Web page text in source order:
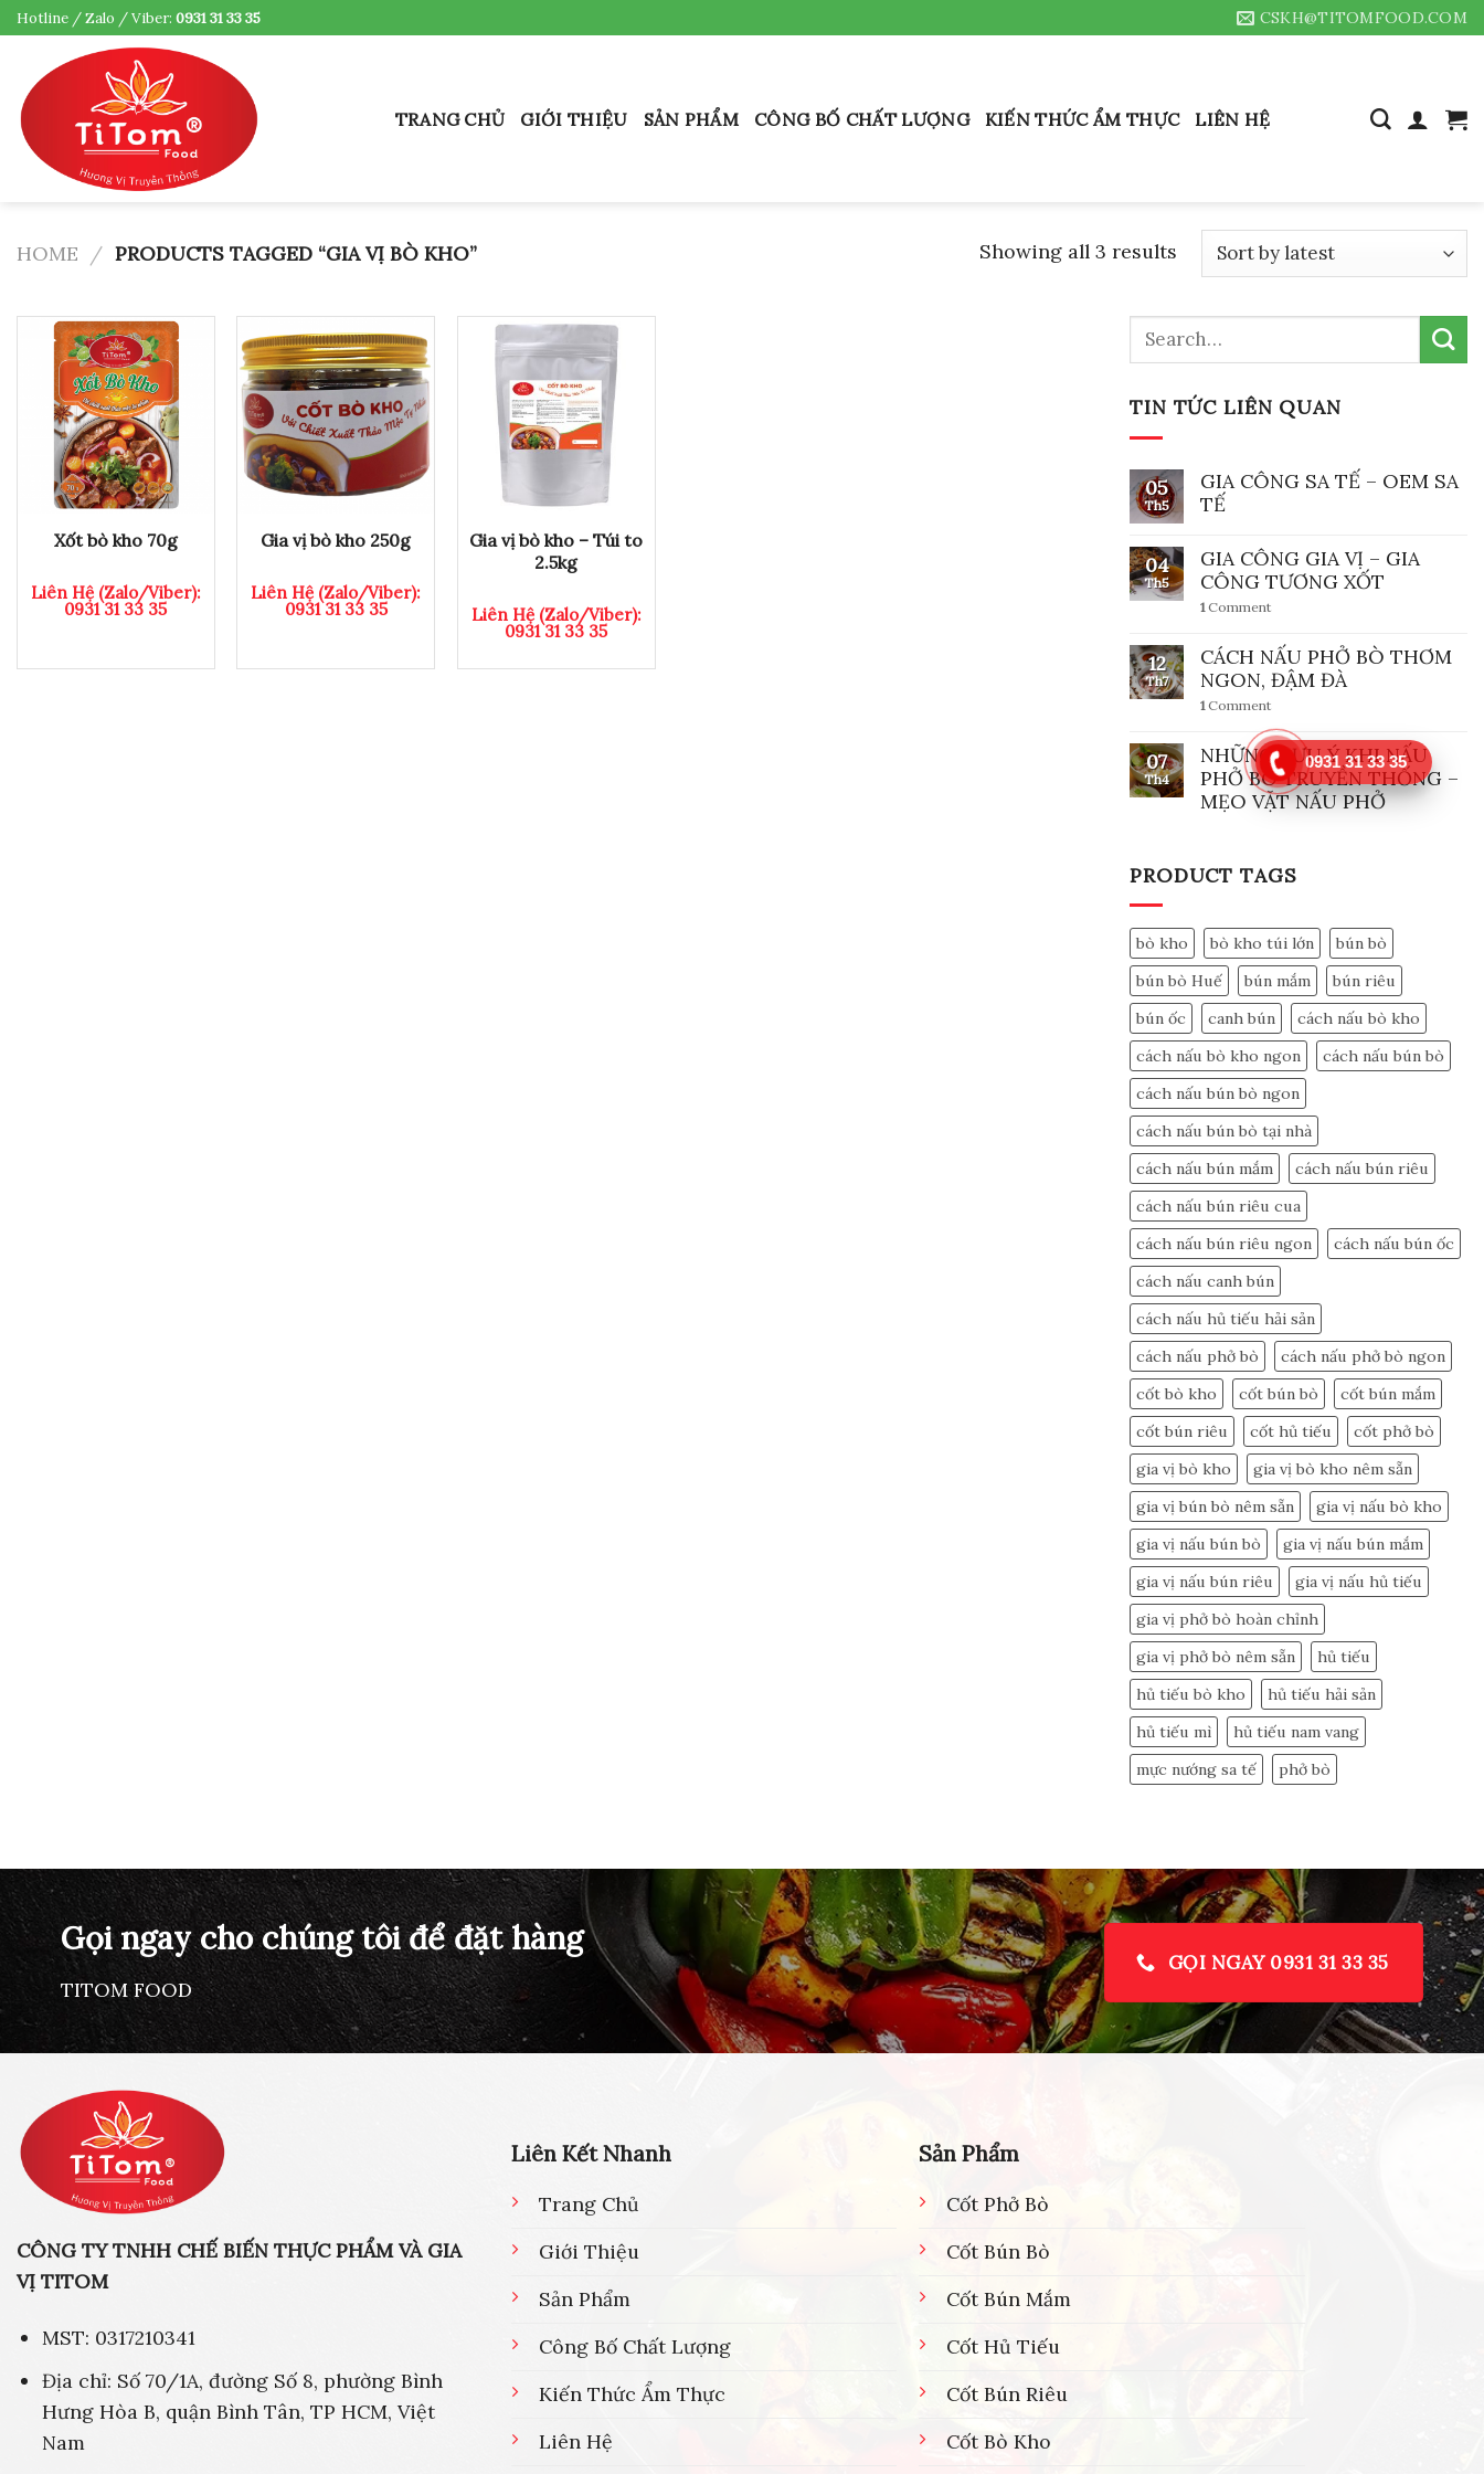
Skip
content
Hotline / Zalo / Viber: 0931 31 33 35 CSKH@TITOMFOOD.COM
TRANG CHỦ GIỚI THIỆU SẢN PHẨM CÔNG BỐ CHẤT LƯỢNG KIẾN THỨC ẨM THỰC LIÊN HỆ
HOME / PRODUCTS TAGGED “GIA VỊ BÒ KHO” Showing all 3 results
Xốt bò kho 70g
Liên Hệ (Zalo/Viber):
0931 31 33 35
Gia vị bò kho 250g
Liên Hệ (Zalo/Viber):
0931 31 33 35
Gia vị bò kho – Túi to
2.5kg
Liên Hệ (Zalo/Viber):
0931 31 33 35
Search
TIN TỨC LIÊN QUAN
05
Th5
GIA CÔNG SA TẾ – OEM SA
TẾ
04
Th5
GIA CÔNG GIA VỊ – GIA
CÔNG TƯƠNG XỐT
1Comment
12
Th7
CÁCH NẤU PHỞ BÒ THƠM
NGON, ĐẬM ĐÀ
1Comment
07
Th4
NHỮNG LƯU Ý KHI NẤU
PHỞ BÒ TRUYỀN THỐNG –
MẸO VẶT NẤU PHỞ
PRODUCT TAGS
bò kho bò kho túi lớn
bún bò
bún bò Huế
bún mắm
bún riêu
bún ốc
canh bún
cách nấu bò kho
cách nấu bò kho ngon
cách nấu bún bò
cách nấu bún bò ngon
cách nấu bún bò tại nhà
cách nấu bún mắm
cách nấu bún riêu
cách nấu bún riêu cua
cách nấu bún riêu ngon
cách nấu bún ốc
cách nấu canh bún
cách nấu hủ tiếu hải sản
cách nấu phở bò
cách nấu phở bò ngon
cốt bò kho
cốt bún bò
cốt bún mắm
cốt bún riêu
cốt hủ tiếu
cốt phở bò
gia vị bò kho
gia vị bò kho nêm sẵn
gia vị bún bò nêm sẵn
gia vị nấu bò kho
gia vị nấu bún bò
gia vị nấu bún mắm
gia vị nấu bún riêu
gia vị nấu hủ tiếu
gia vị phở bò hoàn chỉnh
gia vị phở bò nêm sẵn
hủ tiếu
hủ tiếu bò kho
hủ tiếu hải sản
hủ tiếu mì
hủ tiếu nam vang
mực nướng sa tế
phở bò
Gọi ngay cho chúng tôi để đặt hàng
TITOM FOOD
GỌI NGAY 0931 31 33 35
CÔNG TY TNHH CHẾ BIẾN THỰC PHẨM VÀ GIA
VỊ TITOM
MST: 0317210341
Địa chỉ: Số 70/1A, đường Số 8, phường Bình
Hưng Hòa B, quận Bình Tân, TP HCM, Việt
Nam
Liên Kết Nhanh
Trang Chủ
Giới Thiệu
Sản Phẩm
Công Bố Chất Lượng
Kiến Thức Ẩm Thực
Liên Hệ
Sản Phẩm
Cốt Phở Bò
Cốt Bún Bò
Cốt Bún Mắm
Cốt Hủ Tiếu
Cốt Bún Riêu
Cốt Bò Kho
0931 31 33 35